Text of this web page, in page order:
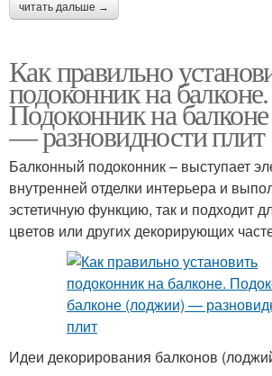
читать дальше →
Как правильно
подоконник на балконе.
Подоконник на
— разновидности плит
Балконный подоконник – выступает
внутренней отделки интерьера и
эстетичную функцию, так и подходит
цветов или других декорирующих
Идеи декорирования балконов